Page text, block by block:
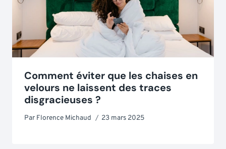
Comment éviter que les chaises en
velours ne laissent des traces
disgracieuses ?
Par Florence Michaud 23 mars 2025